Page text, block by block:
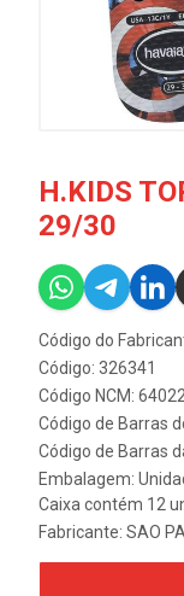
H.KIDS
29/30
Código do
Código: 326341
Código NCM:
Código de Barras
Código de Barras
Embalagem:
Caixa contém 12
Fabricante: SAO